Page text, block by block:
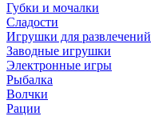
Губки и мочалки
Сладости
Игрушки для развлечений
Заводные игрушки
Электронные игры
Рыбалка
Волчки
Рации